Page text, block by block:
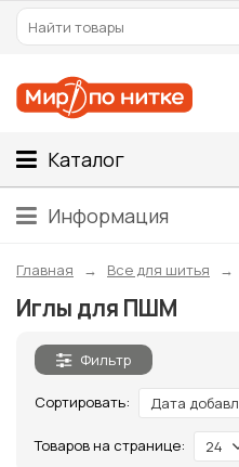
Каталог
Информация
Главная Все для шитья
Иглы для ПШМ
Фильтр
Сортировать: Дата
Товаров на странице: 24